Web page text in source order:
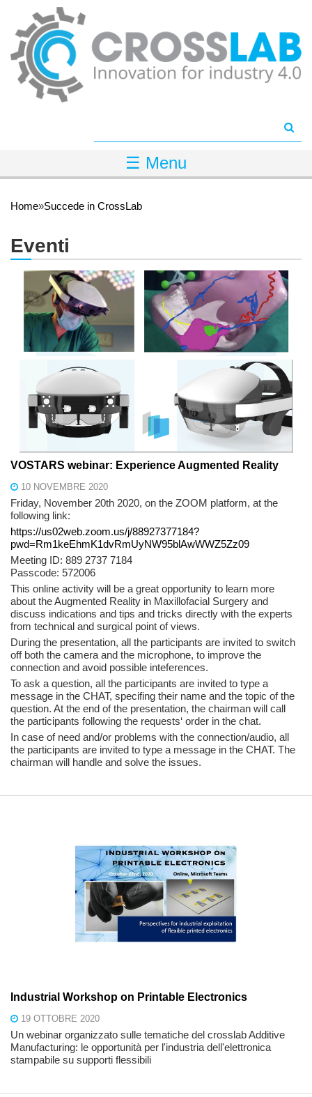
Salta al contenuto principale
☰ Menu
Tu sei qui
Home»Succede in CrossLab
Eventi
VOSTARS webinar: Experience Augmented Reality
10 NOVEMBRE 2020
Friday, November 20th 2020, on the ZOOM platform, at the
following link:
https://us02web.zoom.us/j/88927377184?
pwd=Rm1keEhmK1dvRmUyNW95blAwWWZ5Zz09
Meeting ID: 889 2737 7184
Passcode: 572006
This online activity will be a great opportunity to learn more
about the Augmented Reality in Maxillofacial Surgery and
discuss indications and tips and tricks directly with the experts
from technical and surgical point of views.
During the presentation, all the participants are invited to switch
off both the camera and the microphone, to improve the
connection and avoid possible inteferences.
To ask a question, all the participants are invited to type a
message in the CHAT, specifing their name and the topic of the
question. At the end of the presentation, the chairman will call
the participants following the requests‘ order in the chat.
In case of need and/or problems with the connection/audio, all
the participants are invited to type a message in the CHAT. The
chairman will handle and solve the issues.
Industrial Workshop on Printable Electronics
19 OTTOBRE 2020
Un webinar organizzato sulle tematiche del crosslab Additive
Manufacturing: le opportunità per l'industria dell'elettronica
stampabile su supporti flessibili